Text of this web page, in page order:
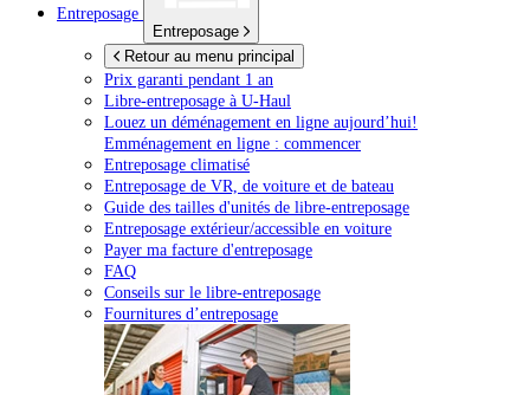
Entreposage
Entreposage
Retour au menu principal
Prix garanti pendant 1 an
Libre-entreposage à U-Haul
Louez un déménagement en ligne aujourd’hui!
Emménagement en ligne : commencer
Entreposage climatisé
Entreposage de VR, de voiture et de bateau
Guide des tailles d'unités de libre-entreposage
Entreposage extérieur/accessible en voiture
Payer ma facture d'entreposage
FAQ
Conseils sur le libre-entreposage
Fournitures d’entreposage